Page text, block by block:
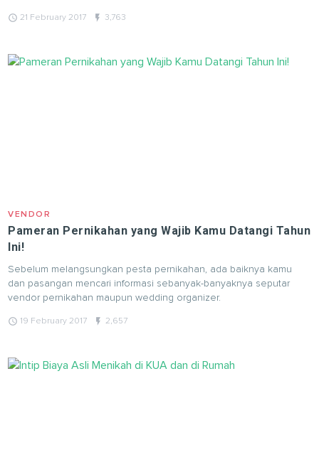
query_builder 21 February 2017 flash_on 3,763
VENDOR
Pameran Pernikahan yang Wajib Kamu Datangi Tahun
Ini!
Sebelum melangsungkan pesta pernikahan, ada baiknya kamu
dan pasangan mencari informasi sebanyak-banyaknya seputar
vendor pernikahan maupun wedding organizer.
query_builder 19 February 2017 flash_on 2,657